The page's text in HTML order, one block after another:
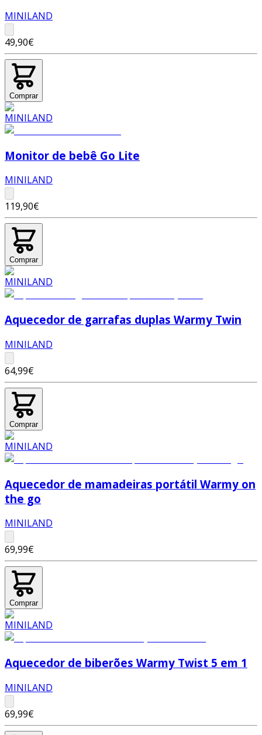
MINILAND
49,90€
Comprar
Monitor de bebê Go Lite
MINILAND
119,90€
Comprar
Aquecedor de garrafas duplas Warmy Twin
MINILAND
64,99€
Comprar
Aquecedor de mamadeiras portátil Warmy on
the go
MINILAND
69,99€
Comprar
Aquecedor de biberões Warmy Twist 5 em 1
MINILAND
69,99€